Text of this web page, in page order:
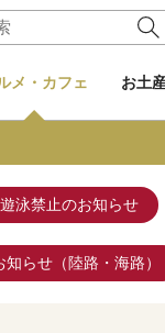
メ・カフェ お土
泳禁止のお知らせ
らせ（陸路・海路）